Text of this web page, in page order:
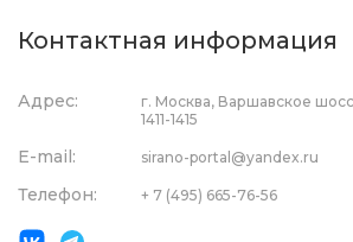
Контактная информация
Адрес:
г. Москва, Варшавское
1411-1415
E-mail: sirano-portal@yandex.ru
Телефон: + 7 (495) 665-76-56